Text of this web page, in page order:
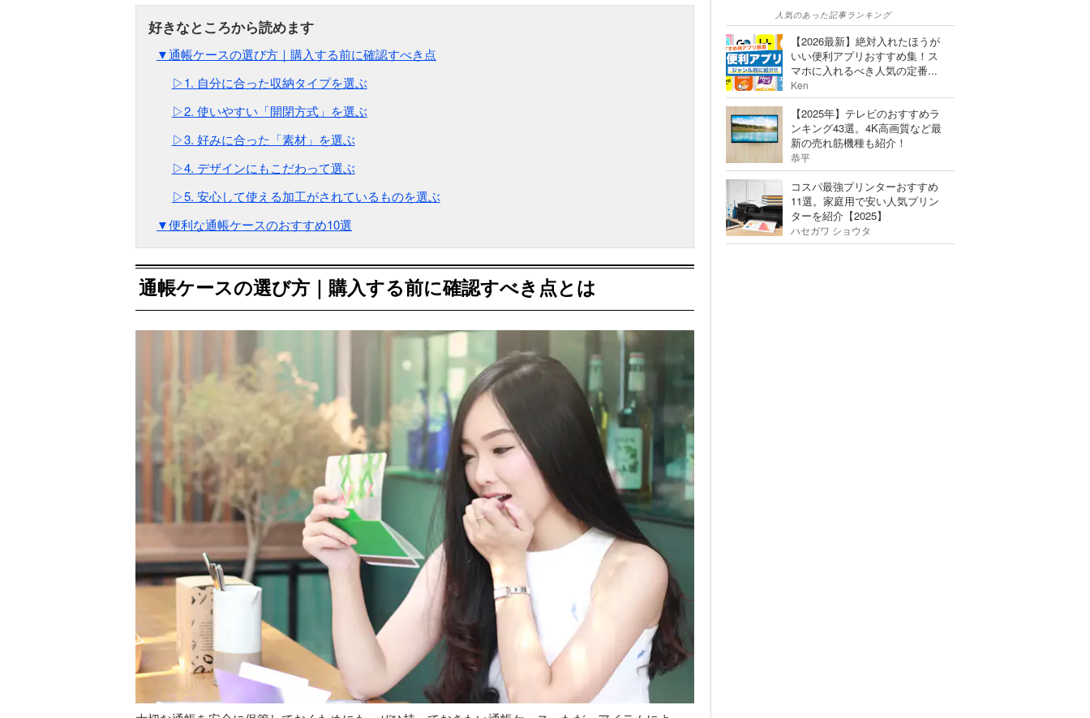
▼通帳ケースの選び方｜購入する前に確認すべき点
▷1. 自分に合った収納タイプを選ぶ
▷2. 使いやすい「開閉方式」を選ぶ
▷3. 好みに合った「素材」を選ぶ
▷4. デザインにもこだわって選ぶ
▷5. 安心して使える加工がされているものを選ぶ
▼便利な通帳ケースのおすすめ10選
通帳ケースの選び方｜購入する前に確認すべき点とは
人気のあった記事ランキング
【2026最新】絶対入れたほうが
いい便利アプリおすすめ集！ス
マホに入れるべき人気の定番...
Ken
【2025年】テレビのおすすめラ
ンキング43選。4K高画質など最
新の売れ筋機種も紹介！
恭平
コスパ最強プリンターおすすめ
11選。家庭用で安い人気プリン
ターを紹介【2025】
ハセガワ ショウタ